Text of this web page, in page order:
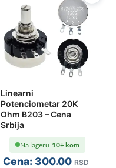
Linearni
Potenciometar 20K
Ohm B203 – Cena
Srbija
Cena:300.00 RSD
Na lageru 10+ kom